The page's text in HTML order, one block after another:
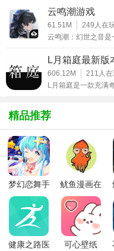
气45%+的攻击力，造成
【游戏点评】
1.收集每个职业自由的套
成，提升综合实力；
Boss你会获得大量稀有道
些任务，你就能尽快的提
云鸣潮游戏
61.51M 249 人在
云鸣潮：幻世之音是
L月箱庭最新版
606.12M 211 人
L月箱庭是一款充满
精品推荐
梦幻恋舞手
游
鱿鱼漫画在
线版
健康之路医
可心壁纸